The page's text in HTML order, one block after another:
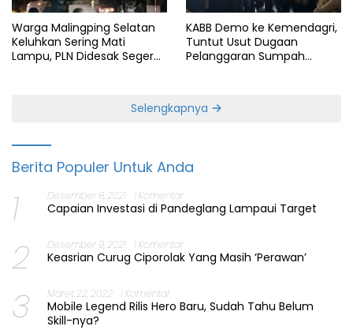
Warga Malingping Selatan
Keluhkan Sering Mati
Lampu, PLN Didesak Segera
KABB Demo ke Kemendagri,
Tuntut Usut Dugaan
Pelanggaran Sumpah
Selengkapnya
Berita Populer Untuk Anda
1 Desember 8, 2021 1 Komentar
Capaian Investasi di Pandeglang Lampaui Target
2 Desember 9, 2021 1 Komentar
Keasrian Curug Ciporolak Yang Masih ‘Perawan’
3 Maret 22, 2022 1 Komentar
Mobile Legend Rilis Hero Baru, Sudah Tahu Belum
Skill-nya?